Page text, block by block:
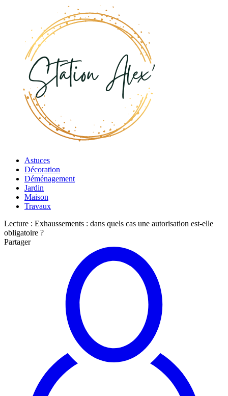
Astuces
Décoration
Déménagement
Jardin
Maison
Travaux
Lecture : Exhaussements : dans quels cas une autorisation est-elle
obligatoire ?
Partager